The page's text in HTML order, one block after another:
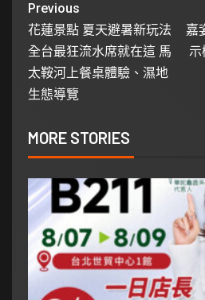
Previous
花蓮景點 夏天避暑新玩法
全台最狂流水席就在這 馬
太鞍河上餐桌體驗、濕地
生態導覽
嘉
示
MORE STORIES